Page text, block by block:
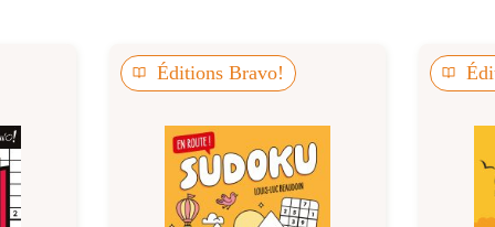
Éditions Bravo!